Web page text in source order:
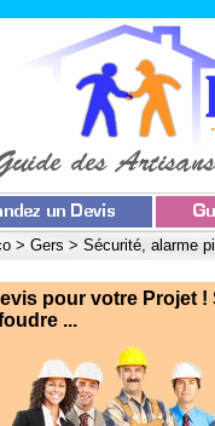
> Gers > Sécurité, alarme
pour votre Projet !
...